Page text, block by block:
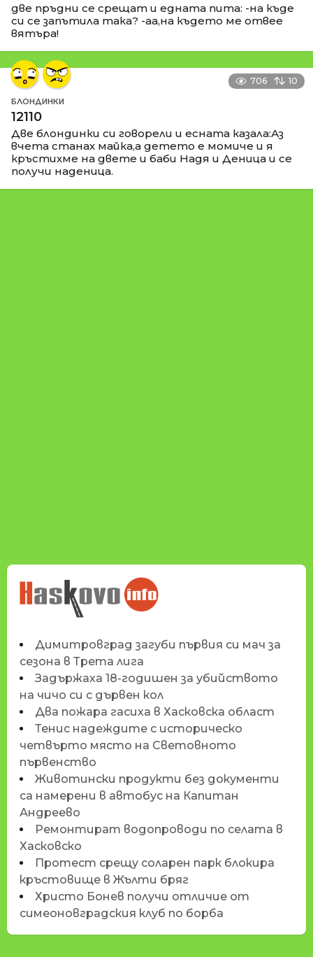
две пръдни се срещат и едната пита: -на къде
си се запътила така? -аа,на където ме отвее
вятъра!
706 10
БЛОНДИНКИ
12110
Две блондинки си говорели и есната казала:Аз
вчета станах майка,а детето е момиче и я
кръстихме на двете и баби Надя и Деница и се
получи наденица.
НОВИНИТЕ НА
HASKOVO.INFO
Димитровград загуби първия си мач за
сезона в Трета лига
Задържаха 18-годишен за убийството
на чичо си с дървен кол
Два пожара гасиха в Хасковска област
Тенис надеждите с историческо
четвърто място на Световното
първенство
Животински продукти без документи
са намерени в автобус на Капитан
Андреево
Ремонтират водопроводи по селата в
Хасковско
Протест срещу соларен парк блокира
кръстовище в Жълти бряг
Христо Бонев получи отличие от
симеоновградския клуб по борба